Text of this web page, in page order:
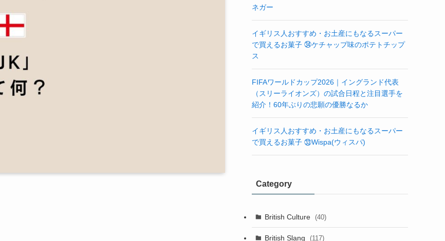
ネガー
イギリス人おすすめ・お土産にもなるスーパー
で買えるお菓子 ㉞ケチャップ味のポテトチップ
ス
FIFAワールドカップ2026｜イングランド代表
（スリーライオンズ）の試合日程と注目選手を
紹介！60年ぶりの悲願の優勝なるか
イギリス人おすすめ・お土産にもなるスーパー
で買えるお菓子 ㉝Wispa(ウィスパ)
Category
British Culture (40)
British Slang (117)